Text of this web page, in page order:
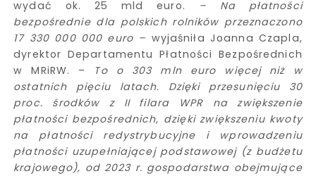
wydać ok. 25 mld euro.
– Na płatności
bezpośrednie dla polskich rolników przeznaczono
17 330 000 000 euro – wyjaśniła Joanna Czapla,
dyrektor Departamentu Płatności Bezpośrednich
w MRiRW. –
To o 303 mln euro więcej niż w
ostatnich pięciu latach. Dzięki przesunięciu 30
proc. środków z II filara WPR na zwiększenie
płatności bezpośrednich, dzięki zwiększeniu kwoty
na płatności redystrybucyjne i wprowadzeniu
płatności uzupełniającej podstawowej (z budżetu
krajowego), od 2023 r. gospodarstwa obejmujące